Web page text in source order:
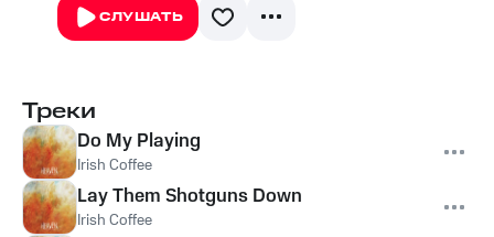
СЛУШАТЬ
Треки
Do My Playing
Irish Coffee
Lay Them Shotguns Down
Irish Coffee